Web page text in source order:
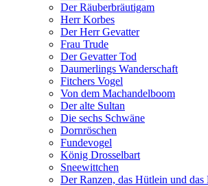
Der Räuberbräutigam
Herr Korbes
Der Herr Gevatter
Frau Trude
Der Gevatter Tod
Daumerlings Wanderschaft
Fitchers Vogel
Von dem Machandelboom
Der alte Sultan
Die sechs Schwäne
Dornröschen
Fundevogel
König Drosselbart
Sneewittchen
Der Ranzen, das Hütlein und das